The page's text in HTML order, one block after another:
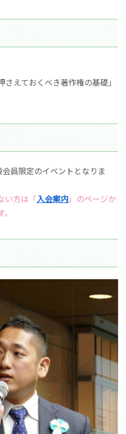
えておくべき著作権の基礎」
員限定のイベントとなりま
い方は「入会案内」のページか